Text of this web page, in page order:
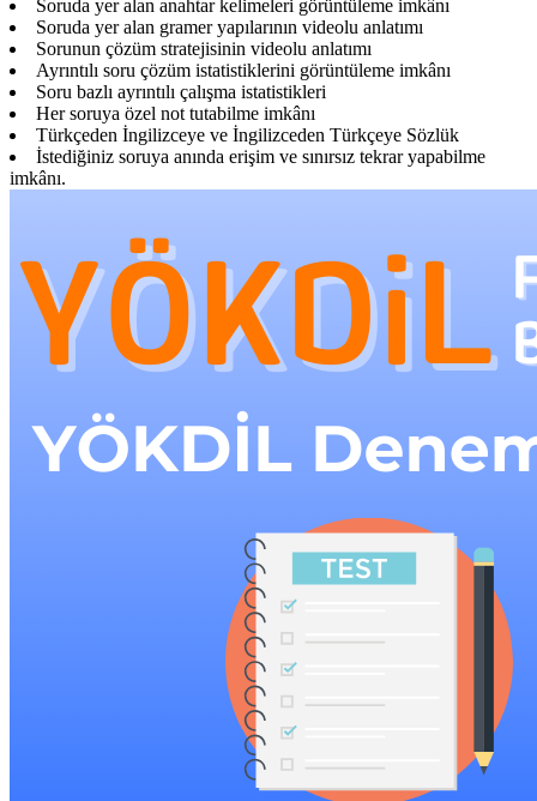
Soruda yer alan anahtar kelimeleri görüntüleme imkânı
Soruda yer alan gramer yapılarının videolu anlatımı
Sorunun çözüm stratejisinin videolu anlatımı
Ayrıntılı soru çözüm istatistiklerini görüntüleme imkânı
Soru bazlı ayrıntılı çalışma istatistikleri
Her soruya özel not tutabilme imkânı
Türkçeden İngilizceye ve İngilizceden Türkçeye Sözlük
İstediğiniz soruya anında erişim ve sınırsız tekrar yapabilme
imkânı.